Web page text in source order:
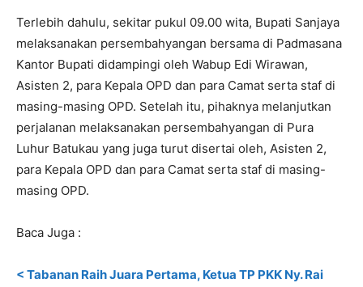
Terlebih dahulu, sekitar pukul 09.00 wita, Bupati Sanjaya
melaksanakan persembahyangan bersama di Padmasana
Kantor Bupati didampingi oleh Wabup Edi Wirawan,
Asisten 2, para Kepala OPD dan para Camat serta staf di
masing-masing OPD. Setelah itu, pihaknya melanjutkan
perjalanan melaksanakan persembahyangan di Pura
Luhur Batukau yang juga turut disertai oleh, Asisten 2,
para Kepala OPD dan para Camat serta staf di masing-
masing OPD.
Baca Juga :
< Tabanan Raih Juara Pertama, Ketua TP PKK Ny. Rai